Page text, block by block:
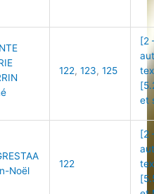
122,123,125
[2
et
Noël
122
[2